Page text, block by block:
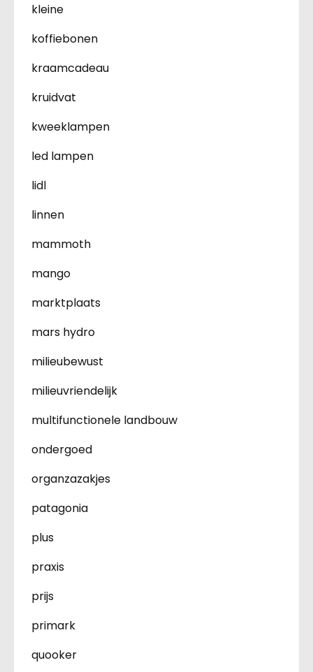
kleine
koffiebonen
kraamcadeau
kruidvat
kweeklampen
led lampen
lidl
linnen
mammoth
mango
marktplaats
mars hydro
milieubewust
milieuvriendelijk
multifunctionele landbouw
ondergoed
organzazakjes
patagonia
plus
praxis
prijs
primark
quooker